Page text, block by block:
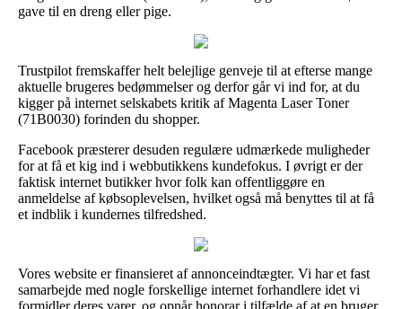
gave til en dreng eller pige.
Trustpilot fremskaffer helt belejlige genveje til at efterse mange
aktuelle brugeres bedømmelser og derfor går vi ind for, at du
kigger på internet selskabets kritik af Magenta Laser Toner
(71B0030) forinden du shopper.
Facebook præsterer desuden regulære udmærkede muligheder
for at få et kig ind i webbutikkens kundefokus. I øvrigt er der
faktisk internet butikker hvor folk kan offentliggøre en
anmeldelse af købsoplevelsen, hvilket også må benyttes til at få
et indblik i kundernes tilfredshed.
Vores website er finansieret af annonceindtægter. Vi har et fast
samarbejde med nogle forskellige internet forhandlere idet vi
formidler deres varer, og opnår honorar i tilfælde af at en bruger